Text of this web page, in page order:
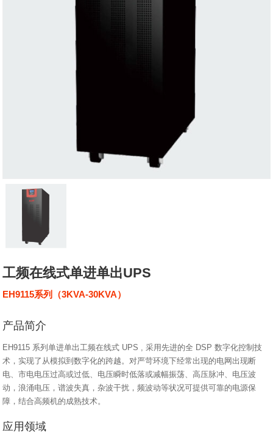
工频在线式单进单出UPS
EH9115系列（3KVA-30KVA）
产品简介
EH9115 系列单进单出工频在线式 UPS , 采用先进的全 DSP 数字化控制技
术，实现了从模拟到数字化的跨越。对严苛环境下经常出现的电网出现断
电、市电电压过高或过低、电压瞬时低落或减幅振荡、高压脉冲、电压波
动，浪涌电压，谱波失真，杂波干扰，频波动等状况可提供可靠的电源保
障，结合高频机的成熟技术。
应用领域